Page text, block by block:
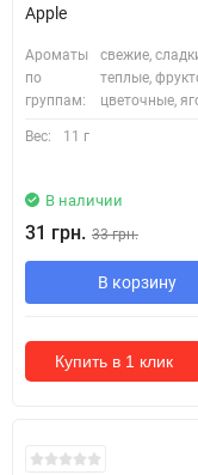
Apple
Ароматы
по
группам:
свежие,
теплые,
цветочные,
Вес: 11 г
В наличии
31 грн. 33 грн.
В корзину
Купить в 1 клик